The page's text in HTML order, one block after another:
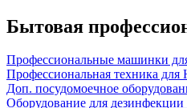
Бытовая
Профессиональные машинки
Профессиональная техника для
Доп. посудомоечное
Оборудование для дезинфекции